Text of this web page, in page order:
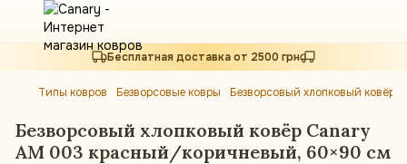
Бесплатная доставка от 2500 грн
Типы ковров Безворсовые ковры Безворсовый хлопковый
Безворсовый хлопковый ковёр Canary
AM 003 красный/коричневый, 60×90 см